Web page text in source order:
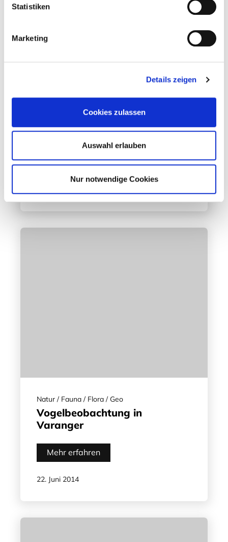
Statistiken
Marketing
Details zeigen
Cookies zulassen
Auswahl erlauben
Nur notwendige Cookies
Faszination Hammerfest
Mehr erfahren
Natur / Fauna / Flora / Geo
Vogelbeobachtung in
Varanger
Mehr erfahren
22. Juni 2014